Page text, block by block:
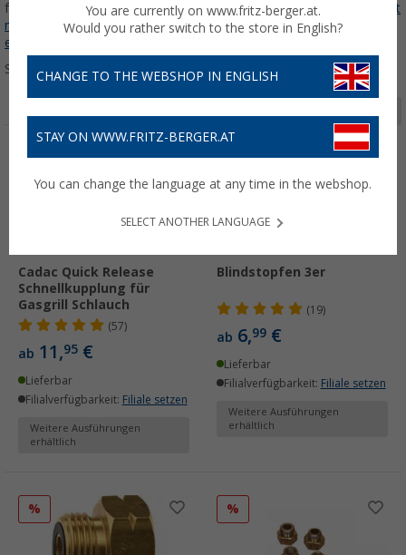
flexibel im Wohnmobil, Caravan oder Campervan zu verbinden.
Jetzt
mehr über unsere KategorieGasadapter und -kupplung
erfahren...
Sortieren:
Cadac Quick Release
Schnellkupplung für
Gasgrill Schlauch
(57)
ab 11,95 €
Lieferbar
Filialverfügbarkeit: Filiale setzen
Weitere Ausführungen
erhältlich
Blindstopfen 3er
(19)
ab 6,99 €
Lieferbar
Filialverfügbarkeit: Filiale setzen
Weitere Ausführungen
erhältlich
% %
You are currently on www.fritz-berger.at.
Would you rather switch to the store in English?
CHANGE TO THE WEBSHOP IN ENGLISH
STAY ON WWW.FRITZ-BERGER.AT
You can change the language at any time in the webshop.
SELECT ANOTHER LANGUAGE